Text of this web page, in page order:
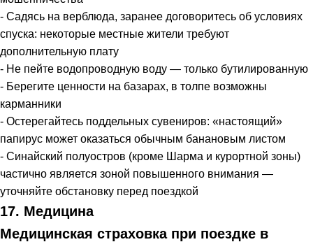
- Садясь на верблюда, заранее договоритесь об условиях
спуска: некоторые местные жители требуют
дополнительную плату
- Не пейте водопроводную воду — только бутилированную
- Берегите ценности на базарах, в толпе возможны
карманники
- Остерегайтесь поддельных сувениров: «настоящий»
папирус может оказаться обычным банановым листом
- Синайский полуостров (кроме Шарма и курортной зоны)
частично является зоной повышенного внимания —
уточняйте обстановку перед поездкой
17. Медицина
Медицинская страховка при поездке в